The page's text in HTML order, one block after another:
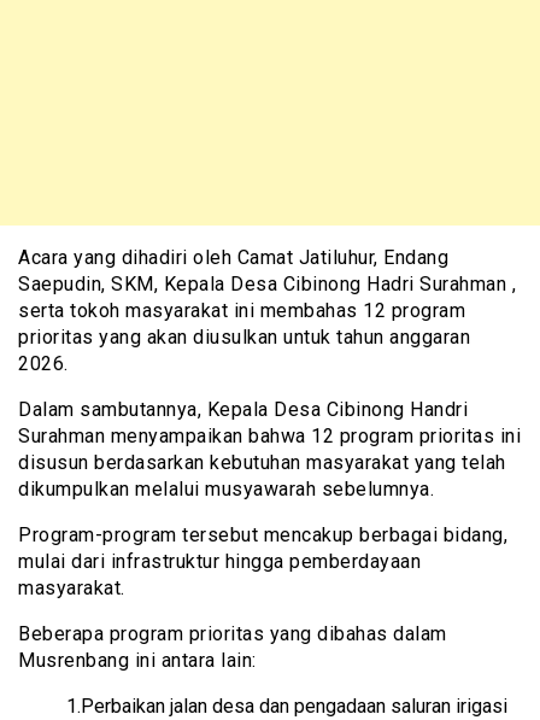
Acara yang dihadiri oleh Camat Jatiluhur, Endang
Saepudin, SKM, Kepala Desa Cibinong Hadri Surahman ,
serta tokoh masyarakat ini membahas 12 program
prioritas yang akan diusulkan untuk tahun anggaran
2026.
Dalam sambutannya, Kepala Desa Cibinong Handri
Surahman menyampaikan bahwa 12 program prioritas ini
disusun berdasarkan kebutuhan masyarakat yang telah
dikumpulkan melalui musyawarah sebelumnya.
Program-program tersebut mencakup berbagai bidang,
mulai dari infrastruktur hingga pemberdayaan
masyarakat.
Beberapa program prioritas yang dibahas dalam
Musrenbang ini antara lain:
1.Perbaikan jalan desa dan pengadaan saluran irigasi